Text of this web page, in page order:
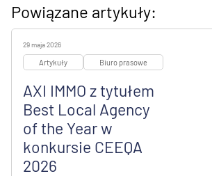
Powiązane artykuły:
29 maja 2026
Artykuły Biuro prasowe
AXI IMMO z tytułem
Best Local Agency
of the Year w
konkursie CEEQA
2026